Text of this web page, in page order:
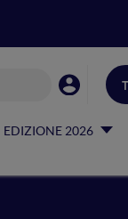
EDIZIONE 2026